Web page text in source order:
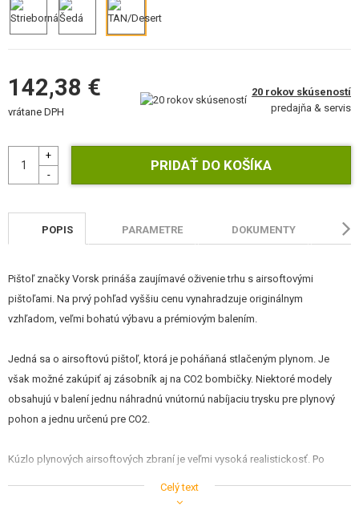
SEBAOBRANA, VÝCVIK, NOŽE
OUTDOOR A BUSHCRAFT
STAVEBNICE, MODELY
POŠKODENÝ, POUŽITÝ TOVAR
NOVÝ TOVAR
ZĽAVY, AKCIE
KONTAKT
142,38 €
vrátane DPH
20 rokov skúseností
predajňa & servis
POPIS PARAMETRE DOKUMENTY
Pištoľ značky Vorsk prináša zaujímavé oživenie trhu s airsoftovými
pištoľami. Na prvý pohľad vyššiu cenu vynahradzuje originálnym
vzhľadom, veľmi bohatú výbavu a prémiovým balením.
Jedná sa o airsoftovú pištoľ, ktorá je poháňaná stlačeným plynom. Je
však možné zakúpiť aj zásobník aj na CO2 bombičky. Niektoré modely
obsahujú v balení jednu náhradnú vnútornú nabíjaciu trysku pre plynový
pohon a jednu určenú pre CO2.
Kúzlo plynových airsoftových zbraní je veľmi vysoká realistickosť. Po
sprevádzané typickým kovovým klapnutím. Pri každom výstrele dochádza
Celý text